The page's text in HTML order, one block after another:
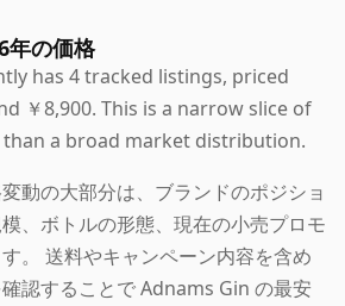
年の価格
has 4 tracked listings, priced
￥8,900. This is a narrow slice of
a broad market distribution.
動の大部分は、ブランドのポジショ
、ボトルの形態、現在の小売プロモ
。 送料やキャンペーン内容を含め
認することで Adnams Gin の最安